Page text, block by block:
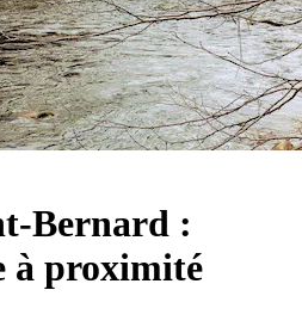
Bernard :
à proximité